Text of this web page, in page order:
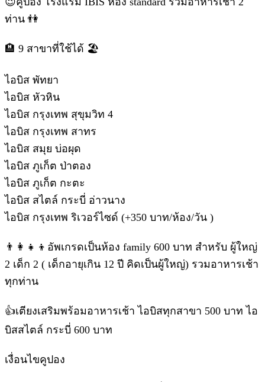
ท่าน 👫
🏨 9 สาขาที่ใช้ได้ 🏖️
ไอบิส พัทยา
ไอบิส หัวหิน
ไอบิส กรุงเทพ สุขุมวิท 4
ไอบิส กรุงเทพ สาทร
ไอบิส สมุย บ่อผุด
ไอบิส ภูเก็ต ป่าตอง
ไอบิส ภูเก็ต กะตะ
ไอบิส สไตล์ กระบี่ อ่าวนาง
ไอบิส กรุงเทพ ริเวอร์ไซด์ (+350 บาท/ห้อง/วัน )
👨‍👩‍👧‍👦อัพเกรดเป็นห้อง family 600 บาท สำหรับ ผู้ใหญ่
2 เด็ก 2 ( เด็กอายุเกิน 12 ปี คิดเป็นผู้ใหญ่) รวมอาหารเช้า
ทุกท่าน
👍เตียงเสริมพร้อมอาหารเช้า ไอบิสทุกสาขา 500 บาท ไอ
บิสสไตล์ กระบี่ 600 บาท
เงื่อนไขคูปอง